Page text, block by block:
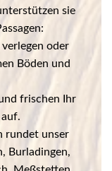
sie
oder
Böden und
frischen Ihr
rundet unser
Burladingen,